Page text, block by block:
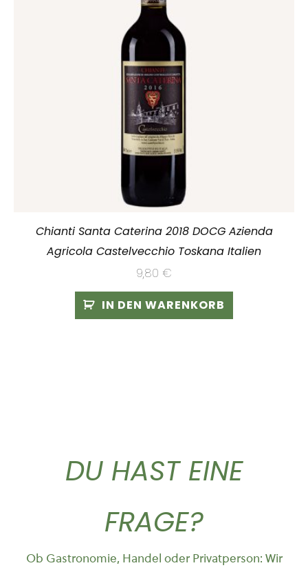
Chianti Santa Caterina 2018 DOCG Azienda
Agricola Castelvecchio Toskana Italien
9,80 €
IN DEN WARENKORB
DU HAST EINE
FRAGE?
Ob Gastronomie, Handel oder Privatperson: Wir